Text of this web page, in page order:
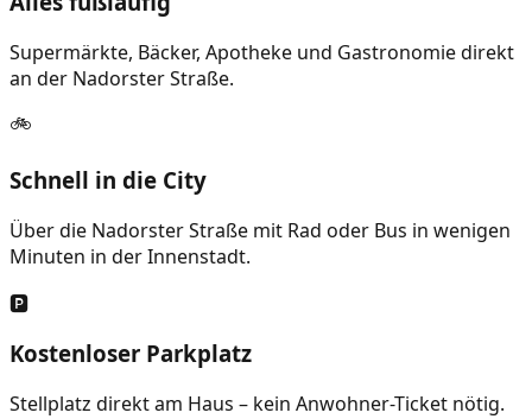
Supermärkte, Bäcker, Apotheke und Gastronomie direkt
an der Nadorster Straße.
🚲
Schnell in die City
Über die Nadorster Straße mit Rad oder Bus in wenigen
Minuten in der Innenstadt.
🅿️
Kostenloser Parkplatz
Stellplatz direkt am Haus – kein Anwohner-Ticket nötig.